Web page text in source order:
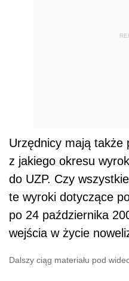
Urzędnicy mają także
z jakiego okresu
do UZP. Czy
te wyroki dotyczące
po 24 października
wejścia w życie
Dalszy ciąg materiału pod